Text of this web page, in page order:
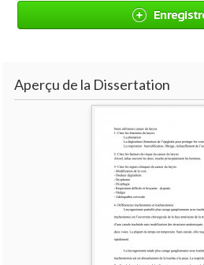
Aperçu de la Dissertation